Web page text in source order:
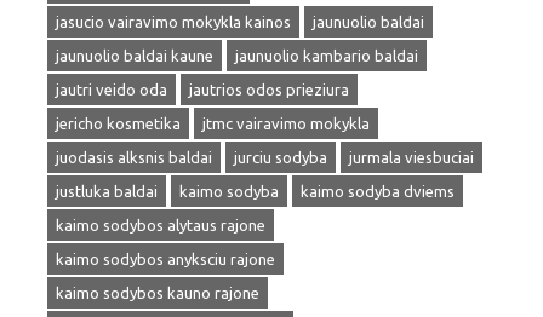
jasucio vairavimo mokykla kainos
jaunuolio baldai
jaunuolio baldai kaune
jaunuolio kambario baldai
jautri veido oda
jautrios odos prieziura
jericho kosmetika
jtmc vairavimo mokykla
juodasis alksnis baldai
jurciu sodyba
jurmala viesbuciai
justluka baldai
kaimo sodyba
kaimo sodyba dviems
kaimo sodybos alytaus rajone
kaimo sodybos anyksciu rajone
kaimo sodybos kauno rajone